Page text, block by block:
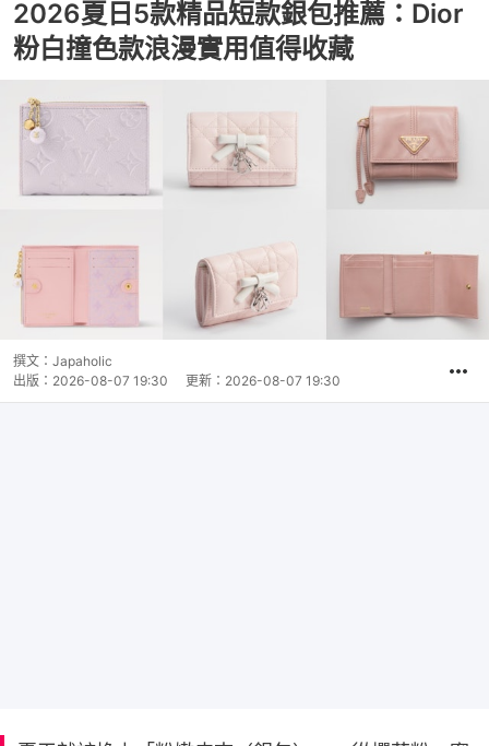
2026夏日5款精品短款銀包推薦：Dior
粉白撞色款浪漫實用值得收藏
撰文： Japaholic
出版： 2026-08-07 19:30 更新： 2026-08-07 19:30